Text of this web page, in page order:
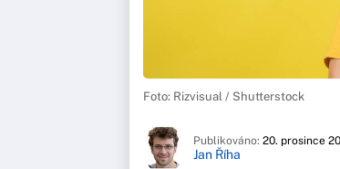
Foto: Rizvisual / Shutterstock
Publikováno: 20. prosince
Jan Říha